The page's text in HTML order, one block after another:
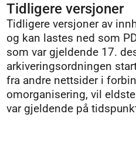
Tidligere versjoner
Tidligere versjoner av
og kan lastes ned som
som var gjeldende 17.
arkiveringsordningen
fra andre nettsider i
omorganisering, vil
var gjeldende på